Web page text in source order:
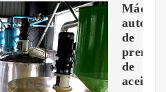
de
prensa
de
aceite